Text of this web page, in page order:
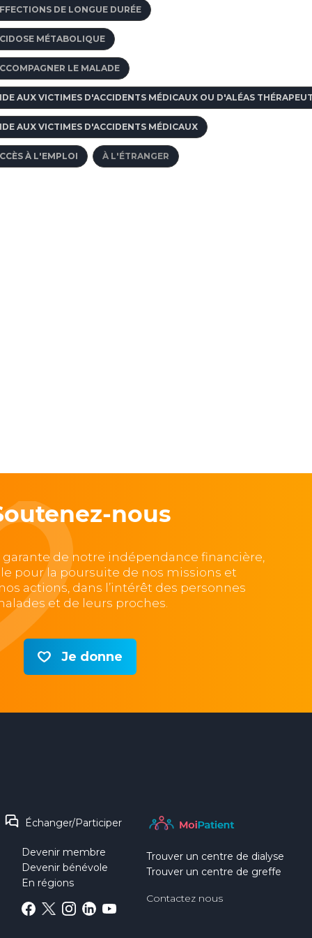
DE LONGUE DURÉE
MÉTABOLIQUE
LE MALADE
AUX VICTIMES D'ACCIDENTS MÉDICAUX OU D'ALÉAS
AUX VICTIMES D'ACCIDENTS MÉDICAUX
À L'EMPLOI À L'ÉTRANGER
nous
garante de notre indépendance financière,
pour la poursuite de nos missions et
actions, dans l’intérêt des personnes
et de leurs proches.
Je donne
Échanger/Participer
Devenir membre
Devenir bénévole
En régions
Trouver un centre de dialyse
Trouver un centre de greffe
Contactez nous